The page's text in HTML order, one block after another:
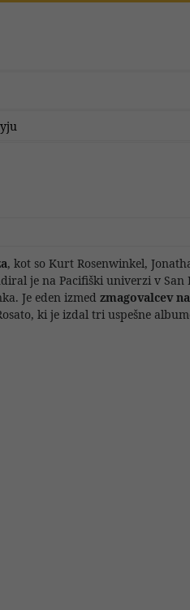
, kot so Kurt Rosenwinkel,
je na Pacifiški univerzi v
Je eden izmed zmagovalcev
ki je izdal tri uspešne